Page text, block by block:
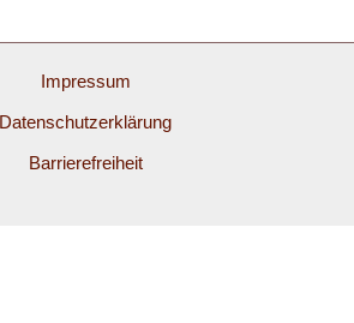
Impressum
Datenschutzerklärung
Barrierefreiheit